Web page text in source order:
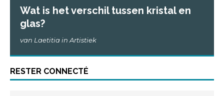
Wat is het verschil tussen kristal en
glas?
van Laetitia in Artistiek
RESTER CONNECTÉ